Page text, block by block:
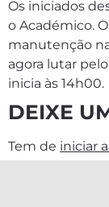
Os iniciados
o Académico.
manutenção
agora lutar
inicia às 14h00.
DEIXE
Tem de iniciar